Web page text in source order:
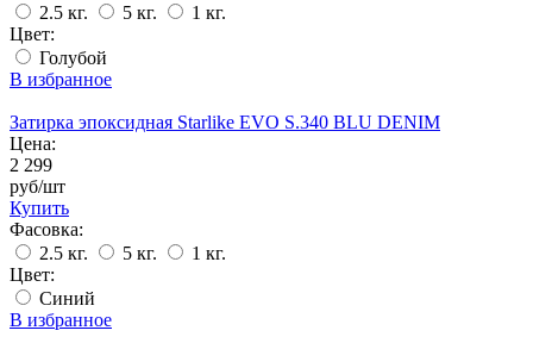
2.5 кг.
5 кг.
1 кг.
Цвет:
Голубой
В избранное
Затирка эпоксидная Starlike EVO S.340 BLU DENIM
Цена:
2 299
руб/шт
Купить
Фасовка:
2.5 кг.
5 кг.
1 кг.
Цвет:
Синий
В избранное